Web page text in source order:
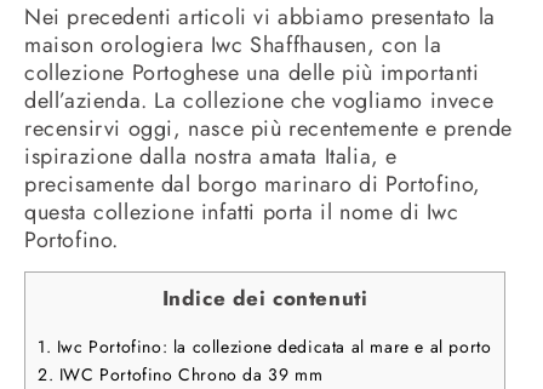
Nei precedenti articoli vi abbiamo presentato la
maison orologiera Iwc Shaffhausen, con la
collezione Portoghese una delle più importanti
dell’azienda. La collezione che vogliamo invece
recensirvi oggi, nasce più recentemente e prende
ispirazione dalla nostra amata Italia, e
precisamente dal borgo marinaro di Portofino,
questa collezione infatti porta il nome di Iwc
Portofino.
Indice dei contenuti
1. Iwc Portofino: la collezione dedicata al mare e al porto
2. IWC Portofino Chrono da 39 mm